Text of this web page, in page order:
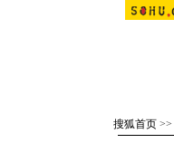
搜狐首页 >>